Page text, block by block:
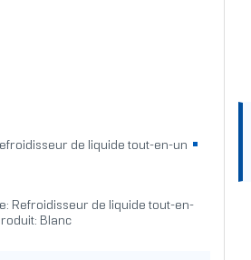
de liquide tout-en-un
Refroidisseur de liquide tout-en-
Blanc